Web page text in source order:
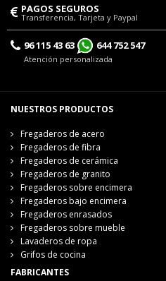
PAGOS SEGUROS
Transferencia, Tarjeta y Paypal
96 115 43 63 644 752 547
Atención personalizada
NUESTROS PRODUCTOS
Fregaderos de acero
Fregaderos de fibra
Fregaderos de cerámica
Fregaderos de granito
Fregaderos sobre encimera
Fregaderos bajo encimera
Fregaderos enrasados
Fregaderos sobre mueble
Lavaderos de ropa
Grifos de cocina
FABRICANTES